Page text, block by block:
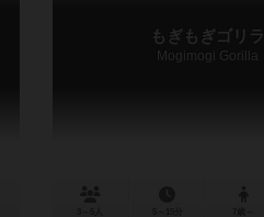
もぎもぎゴリラ
Mogimogi Gorilla